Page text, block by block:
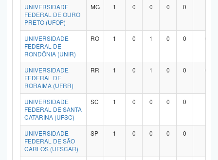
UNIVERSIDADE
FEDERAL DE OURO
PRETO (UFOP)
MG 1 0 0 0 0
UNIVERSIDADE
FEDERAL DE
RONDÔNIA (UNIR)
RO 1 0 1 0 0 0
UNIVERSIDADE
FEDERAL DE
RORAIMA (UFRR)
RR 1 0 1 0 0 0
UNIVERSIDADE
FEDERAL DE SANTA
CATARINA (UFSC)
SC 1 0 0 0 0
UNIVERSIDADE
FEDERAL DE SÃO
CARLOS (UFSCAR)
SP 1 0 0 0 0